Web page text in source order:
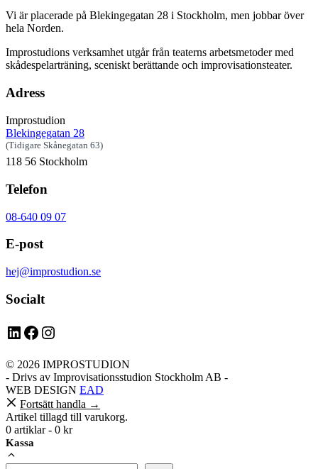
Vi är placerade på Blekingegatan 28 i Stockholm, men jobbar över
hela Norden.
Improstudions verksamhet utgår från teaterns arbetsmetoder med
skådespelarträning, sceniskt berättande och improvisationsteater.
Adress
Improstudion
Blekingegatan 28
(Tidigare Skånegatan 63)
118 56 Stockholm
Telefon
08-640 09 07
E-post
hej@improstudion.se
Socialt
LinkedIn
Facebook
Instagram
© 2026 IMPROSTUDION
- Drivs av Improvisationsstudion Stockholm AB -
WEB DESIGN EAD
Fortsätt handla →
Artikel tillagd till varukorg.
0 artiklar - 0 kr
Kassa